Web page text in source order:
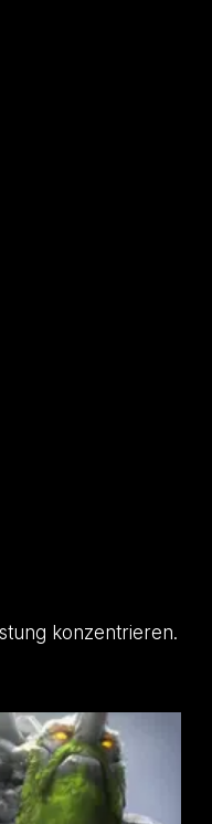
konzentrieren.